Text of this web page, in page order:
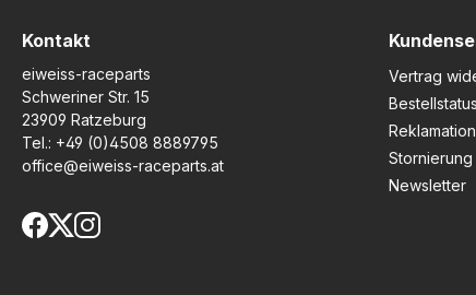
Kontakt
eiweiss-raceparts
Schweriner Str. 15
23909 Ratzeburg
Tel.: +49 (0)4508 8889795
office@eiweiss-raceparts.at
Vertrag
Bestellstatus
Reklamation
Stornierung
Newsletter